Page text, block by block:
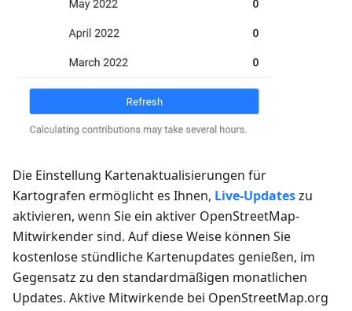
Die Einstellung Kartenaktualisierungen für
Kartografen ermöglicht es Ihnen, Live-Updateszu
aktivieren, wenn Sie ein aktiver OpenStreetMap-
Mitwirkender sind. Auf diese Weise können Sie
kostenlose stündliche Kartenupdates genießen, im
Gegensatz zu den standardmäßigen monatlichen
Updates. Aktive Mitwirkende bei OpenStreetMap.org